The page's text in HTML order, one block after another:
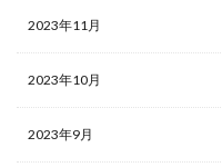
2023年11月
2023年10月
2023年9月